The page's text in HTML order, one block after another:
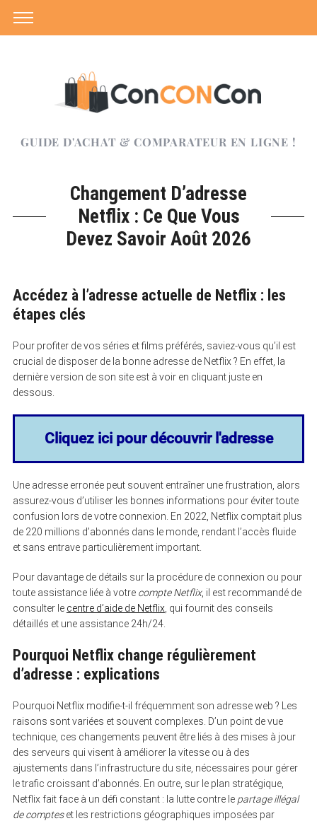
GUIDE D'ACHAT & COMPARATEUR EN LIGNE !
Changement D’adresse
Netflix : Ce Que Vous
Devez Savoir Août 2026
Accédez à l’adresse actuelle de Netflix : les
étapes clés
Pour profiter de vos séries et films préférés, saviez-vous qu’il est
crucial de disposer de la bonne adresse de Netflix ? En effet, la
dernière version de son site est à voir en cliquant juste en
dessous.
Cliquez ici pour découvrir l'adresse
Une adresse erronée peut souvent entraîner une frustration, alors
assurez-vous d’utiliser les bonnes informations pour éviter toute
confusion lors de votre connexion. En 2022, Netflix comptait plus
de 220 millions d’abonnés dans le monde, rendant l’accès fluide
et sans entrave particulièrement important.
Pour davantage de détails sur la procédure de connexion ou pour
toute assistance liée à votre compte Netflix, il est recommandé de
consulter le centre d’aide de Netflix, qui fournit des conseils
détaillés et une assistance 24h/24.
Pourquoi Netflix change régulièrement
d’adresse : explications
Pourquoi Netflix modifie-t-il fréquemment son adresse web ? Les
raisons sont variées et souvent complexes. D’un point de vue
technique, ces changements peuvent être liés à des mises à jour
des serveurs qui visent à améliorer la vitesse ou à des
ajustements dans l’infrastructure du site, nécessaires pour gérer
le trafic croissant d’abonnés. En outre, sur le plan stratégique,
Netflix fait face à un défi constant : la lutte contre le partage illégal
de compteset les restrictions géographiques imposées par